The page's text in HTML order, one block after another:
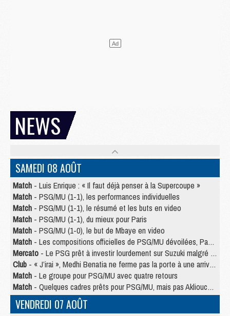
NEWS
SAMEDI 08 AOÛT
Match - Luis Enrique : « Il faut déjà penser à la Supercoupe »
Match - PSG/MU (1-1), les performances individuelles
Match - PSG/MU (1-1), le résumé et les buts en video
Match - PSG/MU (1-1), du mieux pour Paris
Match - PSG/MU (1-0), le but de Mbaye en video
Match - Les compositions officielles de PSG/MU dévoilées, Pacho titulaire
Mercato - Le PSG prêt à investir lourdement sur Suzuki malgré Safonov et Chevalier
Club - « J’irai », Medhi Benatia ne ferme pas la porte à une arrivée au PSG
Match - Le groupe pour PSG/MU avec quatre retours
Match - Quelques cadres prêts pour PSG/MU, mais pas Akliouche ?
VENDREDI 07 AOÛT